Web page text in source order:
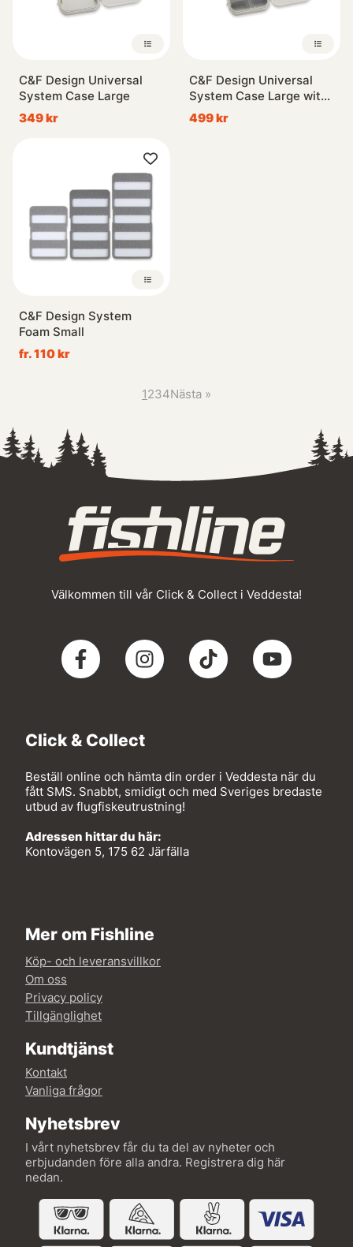
C&F Design Universal
System Case Large
349 kr
C&F Design Universal
System Case Large with
Comp
499 kr
C&F Design System
Foam Small
fr. 110 kr
1234Nästa »
Välkommen till vår Click & Collect i Veddesta!
Click & Collect
Beställ online och hämta din order i Veddesta när du
fått SMS. Snabbt, smidigt och med Sveriges bredaste
utbud av flugfiskeutrustning!
Adressen hittar du här:
Kontovägen 5, 175 62 Järfälla
Mer om Fishline
Köp- och leveransvillkor
Om oss
Privacy policy
Tillgänglighet
Kundtjänst
Kontakt
Vanliga frågor
Nyhetsbrev
I vårt nyhetsbrev får du ta del av nyheter och
erbjudanden före alla andra. Registrera dig här
nedan.